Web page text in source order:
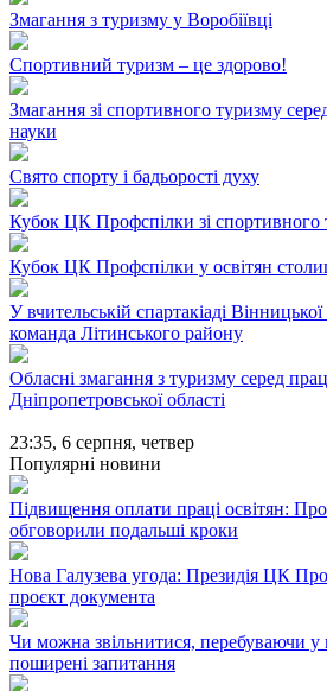
Змагання з туризму у Воробіївці
Спортивний туризм – це здорово!
Змагання зі спортивного туризму
науки
Свято спорту і бадьорості духу
Кубок ЦК Профспілки зі спортивного
Кубок ЦК Профспілки у освітян
У вчительській спартакіаді
команда Літинського району
Обласні змагання з туризму серед
Дніпропетровської області
23:35, 6 серпня, четвер
Популярні новини
Підвищення оплати праці освітян:
обговорили подальші кроки
Нова Галузева угода: Президія ЦК
проєкт документа
Чи можна звільнитися, перебуваючи у
поширені запитання